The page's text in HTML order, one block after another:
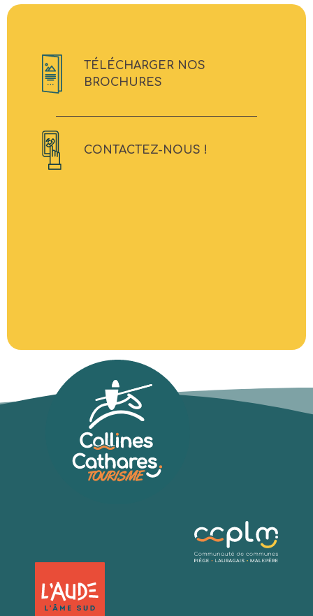
TÉLÉCHARGER NOS
BROCHURES
CONTACTEZ-NOUS !